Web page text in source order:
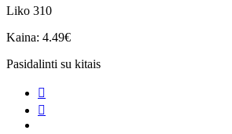
Liko 310
Kaina: 4.49€
Pasidalinti su kitais